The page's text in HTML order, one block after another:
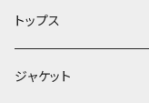
トップス
ジャケット